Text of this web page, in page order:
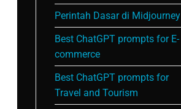
Perintah Dasar di Midjourney
Best ChatGPT prompts for E-
commerce
Best ChatGPT prompts for
Travel and Tourism